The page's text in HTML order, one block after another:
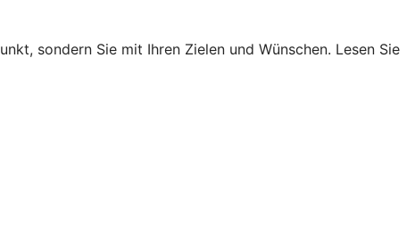
sondern Sie mit Ihren Zielen und Wünschen. Lesen Sie